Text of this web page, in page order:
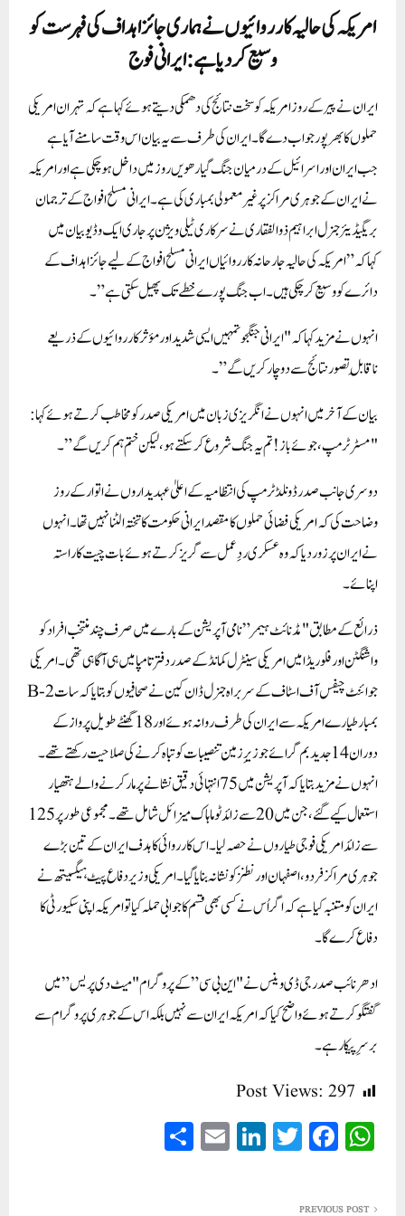
امریکہ کی حالیہ کارروائیوں نے ہماری جائز اہداف کی فہرست کو
وسیع کر دیا ہے:ایرانی فوج
ایران نے پیر کے روز امریکہ کو سخت نتائج کی دھمکی دیتے ہوئے کہا ہے کہ تہران امریکی
حملوں کا بھرپور جواب دے گا۔ ایران کی طرف سے یہ بیان اس وقت سامنے آیا ہے
جب ایران اور اسرائیل کے درمیان جنگ گیارھویں روز میں داخل ہو چکی ہے اور امریکہ
نے ایران کے جوہری مراکز پر غیر معمولی بمباری کی ہے۔ایرانی مسلح افواج کے ترجمان
بریگیڈیئر جنرل ابراہیم ذو الفقاری نے سرکاری ٹیلی ویژن پر جاری ایک وڈیو بیان میں
کہاکہ”امریکہ کی حالیہ جارحانہ کارروائیاں ایرانی مسلح افواج کے لیے جائز اہداف کے
دائرے کو وسیع کر چکی ہیں۔ اب جنگ پورے خطے تک پھیل سکتی ہے”۔
انہوں نے مزید کہاکہ "ایرانی جنگجو تمہیں ایسی شدید اور مؤثر کارروائیوں کے ذریعے
ناقابلِ تصور نتائج سے دوچار کریں گے”۔
بیان کے آخر میں انہوں نے انگریزی زبان میں امریکی صدر کو مخاطب کرتے ہوئے کہا:
"مسٹر ٹرمپ، جوئے باز! تم یہ جنگ شروع کر سکتے ہو، لیکن ختم ہم کریں گے”۔
دوسری جانب صدر ڈونلڈ ٹرمپ کی انتظامیہ کے اعلیٰ عہدیداروں نے اتوار کے روز
وضاحت کی کہ امریکی فضائی حملوں کا مقصد ایرانی حکومت کا تختہ الٹنا نہیں تھا۔ انہوں
نے ایران پر زور دیا کہ وہ عسکری ردِعمل سے گریز کرتے ہوئے بات چیت کا راستہ
اپنائے۔
ذرائع کے مطابق "مڈنائٹ ہیمر” نامی آپریشن کے بارے میں صرف چند منتخب افراد کو
واشنگٹن اور فلوریڈا میں امریکی سینٹرل کمانڈ کے صدر دفتر تامپا میں ہی آگاہی تھی۔امریکی
جوائنٹ چیفس آف اسٹاف کے سربراہ جنرل ڈان کین نے صحافیوں کو بتایا کہ سات B-2
بمبار طیارے امریکہ سے ایران کی طرف روانہ ہوئے اور 18 گھنٹے طویل پرواز کے
دوران 14 جدید بم گرائے جو زیرِ زمین تنصیبات کو تباہ کرنے کی صلاحیت رکھتے تھے۔
انہوں نے مزید بتایا کہ آپریشن میں 75 انتہائی دقیق نشانے پر مار کرنے والے ہتھیار
استعمال کیے گئے، جن میں 20 سے زائد ٹوماہاک میزائل شامل تھے۔ مجموعی طور پر 125
سے زائد امریکی فوجی طیاروں نے حصہ لیا۔ اس کارروائی کا ہدف ایران کے تین بڑے
جوہری مراکز فردو، اصفہان اور نطنز کو نشانہ بنایا گیا۔امریکی وزیر دفاع پیٹ ہیگسیتھ نے
ایران کو متنبہ کیا ہے کہ اگر اُس نے کسی بھی قسم کا جوابی حملہ کیا تو امریکہ اپنی سکیورٹی کا
دفاع کرے گا۔
ادھر نائب صدر جی ڈی وینس نے "این بی سی” کے پروگرام "میٹ دی پریس” میں
گفتگو کرتے ہوئے واضح کیا کہ امریکہ ایران سے نہیں بلکہ اس کے جوہری پروگرام سے
برسرِپیکار ہے۔
Post Views: 297
W
ha
Fa
ce
T
wi
Li
nk
E
m
PREVIOUS POST